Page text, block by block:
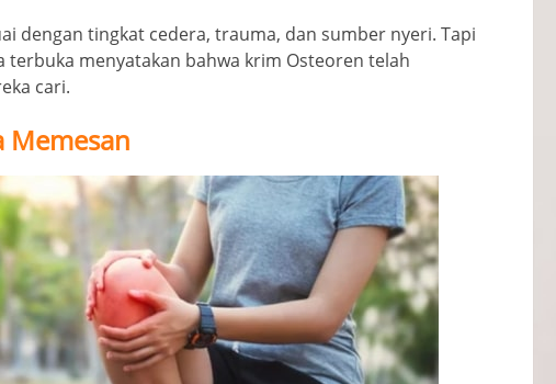
dengan tingkat cedera, trauma, dan sumber nyeri. Tapi
terbuka menyatakan bahwa krim Osteoren telah
cari.
Memesan